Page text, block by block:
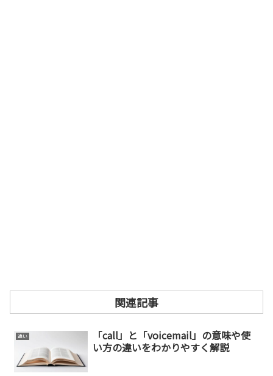
関連記事
違い
「call」と「voicemail」の意味や使
い方の違いをわかりやすく解説